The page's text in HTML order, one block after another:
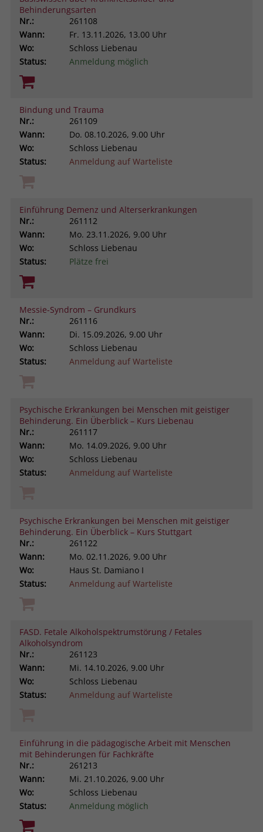
Behinderungsarten
Nr.:
261108
Wann:
Fr. 13.11.2026, 13.00 Uhr
Wo:
Schloss Liebenau
Status:
Anmeldung möglich
Bindung und Trauma
Nr.:
261109
Wann:
Do. 08.10.2026, 9.00 Uhr
Wo:
Schloss Liebenau
Status:
Anmeldung auf Warteliste
Einführung Demenz und Alterserkrankungen
Nr.:
261112
Wann:
Mo. 23.11.2026, 9.00 Uhr
Wo:
Schloss Liebenau
Status:
Plätze frei
Messie-Syndrom – Grundkurs
Nr.:
261116
Wann:
Di. 15.09.2026, 9.00 Uhr
Wo:
Schloss Liebenau
Status:
Anmeldung auf Warteliste
Psychische Erkrankungen bei Menschen mit geistiger
Behinderung. Ein Überblick – Kurs Liebenau
Nr.:
261117
Wann:
Mo. 14.09.2026, 9.00 Uhr
Wo:
Schloss Liebenau
Status:
Anmeldung auf Warteliste
Psychische Erkrankungen bei Menschen mit geistiger
Behinderung. Ein Überblick – Kurs Stuttgart
Nr.:
261122
Wann:
Mo. 02.11.2026, 9.00 Uhr
Wo:
Haus St. Damiano I
Status:
Anmeldung auf Warteliste
FASD. Fetale Alkoholspektrumstörung / Fetales
Alkoholsyndrom
Nr.:
261123
Wann:
Mi. 14.10.2026, 9.00 Uhr
Wo:
Schloss Liebenau
Status:
Anmeldung auf Warteliste
Einführung in die pädagogische Arbeit mit Menschen
mit Behinderungen für Fachkräfte
Nr.:
261213
Wann:
Mi. 21.10.2026, 9.00 Uhr
Wo:
Schloss Liebenau
Status:
Anmeldung möglich
Name
Anbieter stiftung-liebenau.de
Laufzeit
Zweck
allen Seitenanfragen bei.
Zweck
Browsers und die Einstellungen
exklusiv für diese Website zu speichern.
Dadurch wird gewährleistet, dass
Aktionen, die bei späteren Besuchen
derselben Website durchgeführt
Name _clsk
Anbieter www.clarity.ms
Laufzeit
Zweck
um die Seitenaufrufe eines Benutzers
zu speichern und in einer einzigen
Sitzungsaufzeichnung
zusammenzufassen.